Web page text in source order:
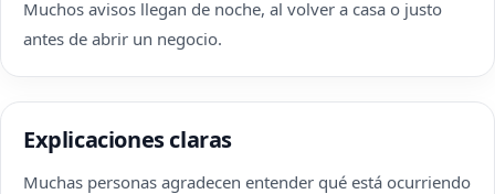
Muchos avisos llegan de noche, al volver a casa o justo
antes de abrir un negocio.
Explicaciones claras
Muchas personas agradecen entender qué está ocurriendo